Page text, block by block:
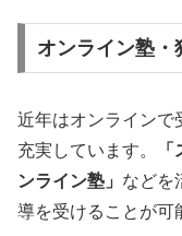
オンライン塾・
近年はオンラインで
充実しています。
ンライン塾」 などを
導を受けることが可